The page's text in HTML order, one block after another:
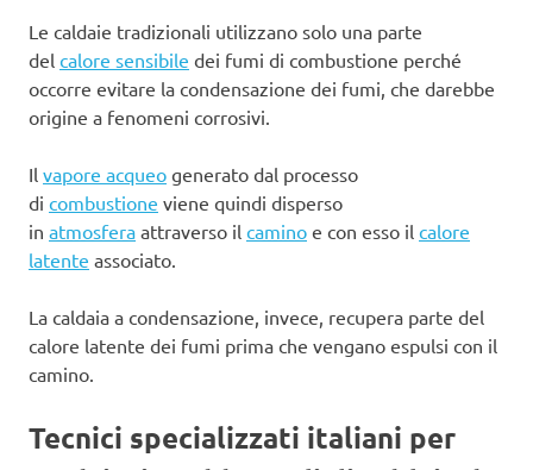
Le caldaie tradizionali utilizzano solo una parte
del calore sensibile dei fumi di combustione perché
occorre evitare la condensazione dei fumi, che darebbe
origine a fenomeni corrosivi.
Il vapore acqueo generato dal processo
di combustione viene quindi disperso
in atmosfera attraverso il camino e con esso il calore
latente associato.
La caldaia a condensazione, invece, recupera parte del
calore latente dei fumi prima che vengano espulsi con il
camino.
Tecnici specializzati italiani per